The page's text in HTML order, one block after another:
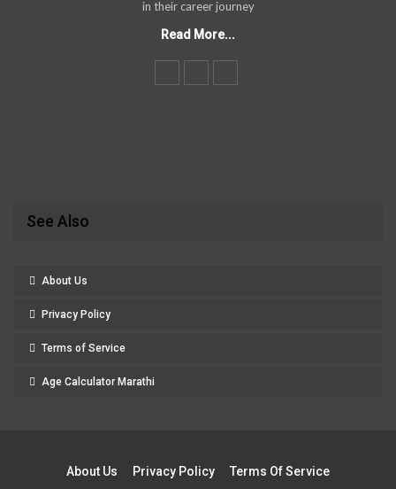
in their career journey
Read More...
See Also
About Us
Privacy Policy
Terms of Service
Age Calculator Marathi
About Us Privacy Policy Terms Of Service